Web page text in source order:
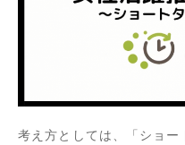
考え方としては、「ショ